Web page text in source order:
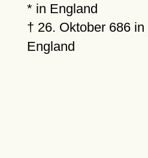
* in England
† 26. Oktober 686in
England